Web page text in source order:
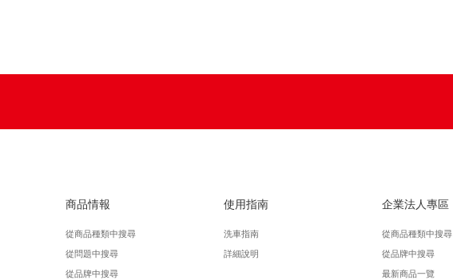
商品情報
從商品種類中搜尋
從問題中搜尋
從品牌中搜尋
使用指南
洗車指南
詳細說明
企業法人專區
從商品種類中搜尋
從品牌中搜尋
最新商品一覽